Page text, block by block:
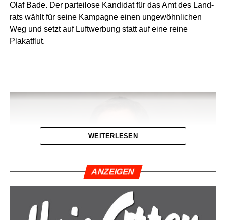
book-Sei­te„Wir Leera­ner“und das digi­ta­le
und Geschich­ten direkt aus der Heimat.
ten­los und kommt ganz ohne Abo­kos­ten
Olaf Bade. Der par­tei­lo­se Kan­di­dat für das Amt des Land­
rats wählt für sei­ne Kam­pa­gne einen unge­wöhn­li­chen
Weg und setzt auf Luft­wer­bung statt auf eine rei­ne
Plakatflut.
WEITERLESEN
ANZEI­GEN